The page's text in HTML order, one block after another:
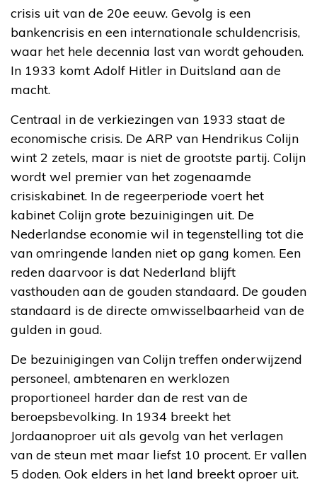
crisis uit van de 20e eeuw. Gevolg is een
bankencrisis en een internationale schuldencrisis,
waar het hele decennia last van wordt gehouden.
In 1933 komt Adolf Hitler in Duitsland aan de
macht.
Centraal in de verkiezingen van 1933 staat de
economische crisis. De ARP van Hendrikus Colijn
wint 2 zetels, maar is niet de grootste partij. Colijn
wordt wel premier van het zogenaamde
crisiskabinet. In de regeerperiode voert het
kabinet Colijn grote bezuinigingen uit. De
Nederlandse economie wil in tegenstelling tot die
van omringende landen niet op gang komen. Een
reden daarvoor is dat Nederland blijft
vasthouden aan de gouden standaard. De gouden
standaard is de directe omwisselbaarheid van de
gulden in goud.
De bezuinigingen van Colijn treffen onderwijzend
personeel, ambtenaren en werklozen
proportioneel harder dan de rest van de
beroepsbevolking. In 1934 breekt het
Jordaanoproer uit als gevolg van het verlagen
van de steun met maar liefst 10 procent. Er vallen
5 doden. Ook elders in het land breekt oproer uit.